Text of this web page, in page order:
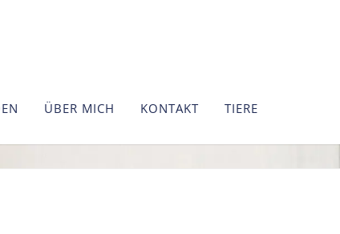
ÜBER MICH KONTAKT TIERE